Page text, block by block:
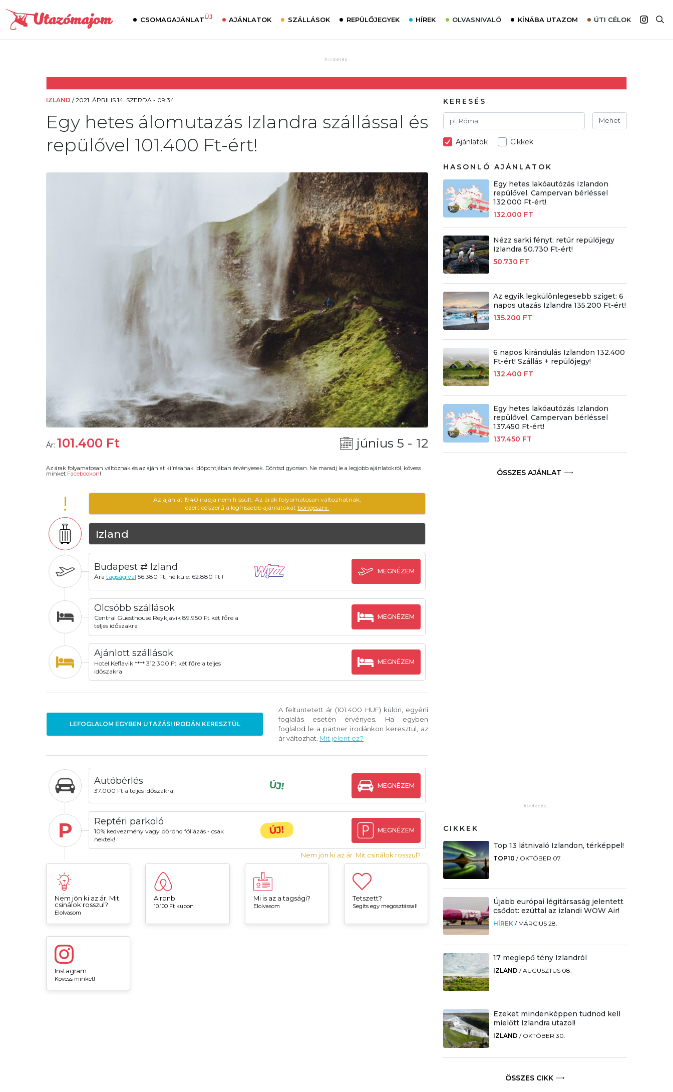
CSOMAGAJÁNLATÚJ AJÁNLATOK SZÁLLÁSOK REPÜLŐJEGYEK HÍREK OLVASNIVALÓ
Utazómajom – CitySIM kártya a világutazóknak
Élménybeszámolók
Szállodalátogatás
Sajtómegjelenések
KÍNÁBA UTAZOM ÚTI CÉLOK
Afrika
IZLAND /2021. ÁPRILIS 14. SZERDA - 09:34
Egy hetes álomutazás Izlandra szállással és
repülővel 101.400 Ft-ért!
Ár: 101.400 Ft június 5 - 12
Az árak folyamatosan változnak és az ajánlat kiírásanak időpontjában érvényesek. Döntsd gyorsan. Ne maradj le a legjobb ajánlatokról, kövess
minket Facebookon!
!
Az ajánlat 1940 napja nem frissült. Az árak folyamatosan változhatnak,
ezért célszerű a legfrissebb ajánlatokat böngészni.
Izland
Budapest ⇄ Izland
Ára tagságival 56.380 Ft, nélküle: 62.880 Ft !
MEGNÉZEM
Olcsóbb szállások
Central Guesthouse Reykjavik 89.950 Ft két főre a
teljes időszakra
MEGNÉZEM
Ajánlott szállások
Hotel Keflavik **** 312.300 Ft két főre a teljes
időszakra
MEGNÉZEM
LEFOGLALOM EGYBEN UTAZÁSI IRODÁN KERESZTÜL
A feltüntetett ár (101.400 HUF) külön, egyéni
foglalás esetén érvényes. Ha egyben
foglalod le a partner irodánkon keresztül, az
ár változhat. Mit jelent ez?
Autóbérlés
37.000 Ft a teljes időszakra ÚJ! MEGNÉZEM
P Reptéri parkoló
10% kedvezmény vagy bőrönd fóliázás - csak
nektek!
ÚJ! MEGNÉZEM
Nem jön ki az ár. Mit csinálok rosszul?
Nem jön ki az ár. Mit
csinálok rosszul?
Elolvasom
Airbnb
10.100 Ft kupon
Mi is az a tagsági?
Elolvasom
Tetszett?
Segíts egy megosztással!
Instagram
Kövess minket!
KERESÉS
Mehet
Ajánlatok Cikkek
HASONLÓ AJÁNLATOK
Egy hetes lakóautózás Izlandon
repülővel, Campervan bérléssel
132.000 Ft-ért!
132.000 FT
Nézz sarki fényt: retúr repülőjegy
Izlandra 50.730 Ft-ért!
50.730 FT
Az egyik legkülönlegesebb sziget: 6
napos utazás Izlandra 135.200 Ft-ért!
135.200 FT
6 napos kirándulás Izlandon 132.400
Ft-ért! Szállás + repülőjegy!
132.400 FT
Egy hetes lakóautózás Izlandon
repülővel, Campervan bérléssel
137.450 Ft-ért!
137.450 FT
ÖSSZES AJÁNLAT
CIKKEK
Top 13 látnivaló Izlandon, térképpel!
TOP10 / OKTÓBER 07.
Újabb európai légitársaság jelentett
csődöt: ezúttal az izlandi WOW Air!
HÍREK / MÁRCIUS 28.
17 meglepő tény Izlandról
IZLAND /AUGUSZTUS 08.
Ezeket mindenképpen tudnod kell
mielőtt Izlandra utazol!
IZLAND / OKTÓBER 30.
ÖSSZES CIKK